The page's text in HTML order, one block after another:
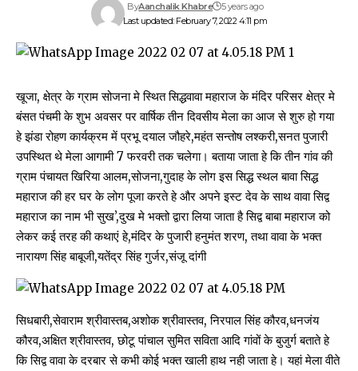
Last updated: February 7, 2022 4:11 pm
ByAanchalik Khabre 5 years ago
खूजा, क्षेत्र के ग्राम सोजना मे स्थित सिद्धवावा महाराज के मंदिर परिसर क्षेत्र मे
बंसत पंचमी के शुभ अवसर पर वार्षिक तीन दिवसीय मेला का आज से शुरु हो गया
हे झंडा रोहण कार्यक्रम में प्रभू दयाल जौहरे,महंत सन्तोष लश्करी,सनत पुजारी
उपस्थित थे मेला आगामी 7 फरवरी तक चलेगा। बताया जाता हे कि तीन गांव की
ग्राम पंचायत खिरिया आलम,सोजना,गुदाह के लोग इस सिद्ध स्थल बावा सिद्ध
महाराज की हर घर के लोग पूजा करते हे और अपने इस्ट देव के साथ वावा सिद्व
महाराज का नाम भी सुख’,दुख मे भक्तो द्वारा लिया जाता है सिद्व बाबा महाराज को
लेकर कई तरह की कथाएं हे,मंदिर के पुजारी हनुमंत शरण, तथा वावा के भक्त
नारायण सिंह बाबूजी,यतेंद्र सिंह गुर्जर,संजू दांगी
सिधबारी,सेवाराम श्रीवास्तब,अशोक श्रीवास्तव, निरपाल सिंह कौरव,धनजंय
कौरव,अक्षित श्रीवास्तव, छोटू पांचाल सुमित सविता आदि गांवों के बुजुर्ग बताते हे
कि सिद्व वावा के दरबार से कभी कोई भक्त खाली हाथ नही जाता हे। यहां मेला वीते